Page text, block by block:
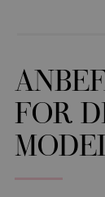
FOR